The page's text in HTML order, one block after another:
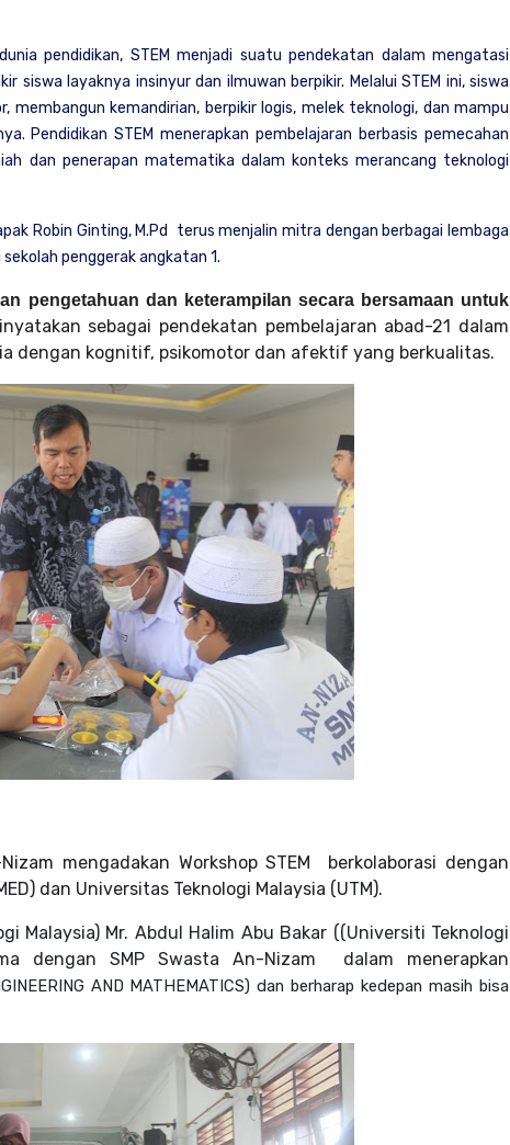
pendidikan, STEM menjadi suatu pendekatan dalam mengatasi
siswa layaknya insinyur dan ilmuwan berpikir. Melalui STEM ini, siswa
kemandirian, berpikir logis, melek teknologi, dan mampu
Pendidikan STEM menerapkan pembelajaran berbasis pemecahan
dan penerapan matematika dalam konteks merancang teknologi
Robin Ginting, M.Pd terus menjalin mitra dengan berbagai lembaga
penggerak angkatan 1.
pengetahuan dan keterampilan secara bersamaan untuk
sebagai pendekatan pembelajaran abad-21 dalam
dengan kognitif, psikomotor dan afektif yang berkualitas.
mengadakan Workshop STEM berkolaborasi dengan
dan Universitas Teknologi Malaysia (UTM).
Malaysia) Mr. Abdul Halim Abu Bakar ((Universiti Teknologi
dengan SMP Swasta An-Nizam dalam menerapkan
AND MATHEMATICS) dan berharap kedepan masih bisa